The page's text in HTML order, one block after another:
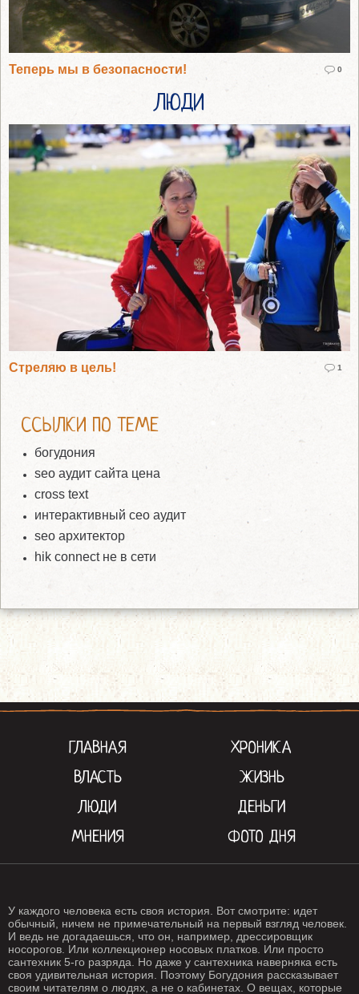
Теперь мы в безопасности! 0
ЛЮДИ
Стреляю в цель! 1
ССЫЛКИ ПО ТЕМЕ
богудония
seo аудит сайта цена
cross text
интерактивный сео аудит
seo архитектор
hik connect не в сети
ГЛАВНАЯ
ХРОНИКА
ВЛАСТЬ
ЖИЗНЬ
ЛЮДИ
ДЕНЬГИ
МНЕНИЯ
ФОТО ДНЯ
У каждого человека есть своя история. Вот смотрите: идет
обычный, ничем не примечательный на первый взгляд человек.
И ведь не догадаешься, что он, например, дрессировщик
носорогов. Или коллекционер носовых платков. Или просто
сантехник 5-го разряда. Но даже у сантехника наверняка есть
своя удивительная история. Поэтому Богудония рассказывает
своим читателям о людях, а не о кабинетах. О вещах, которые